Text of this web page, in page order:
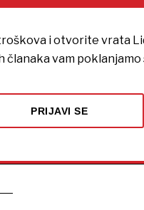
i otvorite vrata
članaka vam poklanjamo
PRIJAVI SE